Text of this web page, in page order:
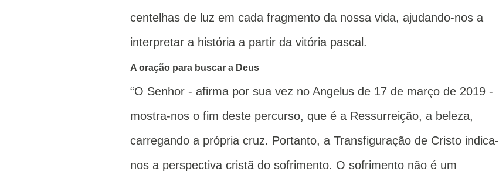
centelhas de luz em cada fragmento da nossa vida, ajudando-nos a
interpretar a história a partir da vitória pascal.
A oração para buscar a Deus
“O Senhor - afirma por sua vez no Angelus de 17 de março de 2019 -
mostra-nos o fim deste percurso, que é a Ressurreição, a beleza,
carregando a própria cruz. Portanto, a Transfiguração de Cristo indica-
nos a perspectiva cristã do sofrimento. O sofrimento não é um